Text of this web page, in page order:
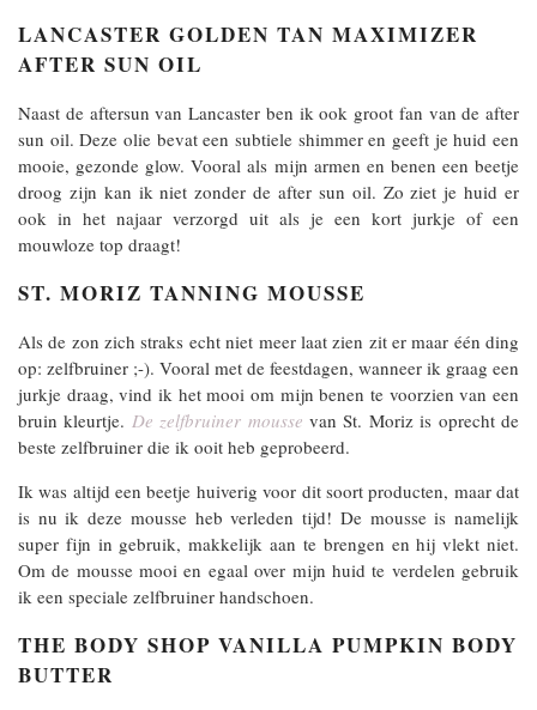
LANCASTER GOLDEN TAN MAXIMIZER
AFTER SUN OIL
Naast de aftersun van Lancaster ben ik ook groot fan van de after
sun oil. Deze olie bevat een subtiele shimmer en geeft je huid een
mooie, gezonde glow. Vooral als mijn armen en benen een beetje
droog zijn kan ik niet zonder de after sun oil. Zo ziet je huid er
ook in het najaar verzorgd uit als je een kort jurkje of een
mouwloze top draagt!
ST. MORIZ TANNING MOUSSE
Als de zon zich straks echt niet meer laat zien zit er maar één ding
op: zelfbruiner ;-). Vooral met de feestdagen, wanneer ik graag een
jurkje draag, vind ik het mooi om mijn benen te voorzien van een
bruin kleurtje. De zelfbruiner mousse van St. Moriz is oprecht de
beste zelfbruiner die ik ooit heb geprobeerd.
Ik was altijd een beetje huiverig voor dit soort producten, maar dat
is nu ik deze mousse heb verleden tijd! De mousse is namelijk
super fijn in gebruik, makkelijk aan te brengen en hij vlekt niet.
Om de mousse mooi en egaal over mijn huid te verdelen gebruik
ik een speciale zelfbruiner handschoen.
THE BODY SHOP VANILLA PUMPKIN BODY
BUTTER